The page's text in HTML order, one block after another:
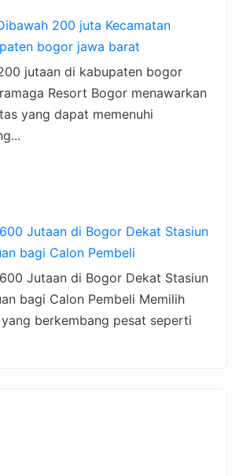
200 juta Kecamatan
bogor jawa barat
jutaan di kabupaten bogor
Resort Bogor menawarkan
yang dapat memenuhi
Jutaan di Bogor Dekat Stasiun
bagi Calon Pembeli
Jutaan di Bogor Dekat Stasiun
bagi Calon Pembeli Memilih
berkembang pesat seperti